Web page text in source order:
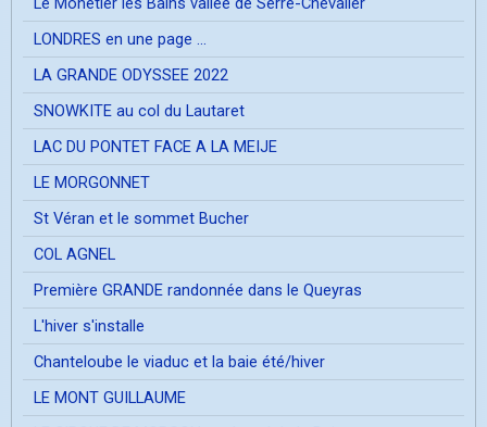
LONDRES en une page ...
LA GRANDE ODYSSEE 2022
SNOWKITE au col du Lautaret
LAC DU PONTET FACE A LA MEIJE
LE MORGONNET
St Véran et le sommet Bucher
COL AGNEL
Première GRANDE randonnée dans le Queyras
L'hiver s'installe
Chanteloube le viaduc et la baie été/hiver
LE MONT GUILLAUME